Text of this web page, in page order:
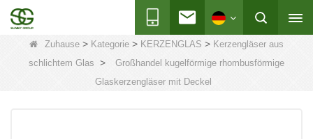
Zuhause > Kategorie > KERZENGLAS > Kerzengläser aus
schlichtem Glas >
Großhandel kugelförmige rhombusförmige
Glaskerzengläser mit Deckel